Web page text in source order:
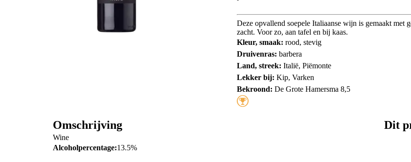
Deze opvallend soepele Italiaanse wijn is gemaakt met
zacht. Voor zo, aan tafel en bij kaas.
Kleur, smaak: rood, stevig
Druivenras: barbera
Land, streek: Italië, Piëmonte
Lekker bij: Kip, Varken
Bekroond: De Grote Hamersma 8,5
Omschrijving
Wine
Alcoholpercentage:13.5%
Dit